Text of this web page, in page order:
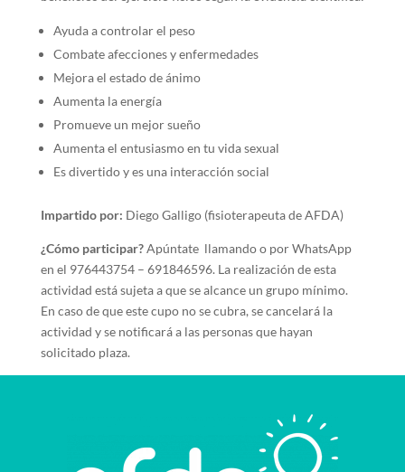
Ayuda a controlar el peso
Combate afecciones y enfermedades
Mejora el estado de ánimo
Aumenta la energía
Promueve un mejor sueño
Aumenta el entusiasmo en tu vida sexual
Es divertido y es una interacción social
Impartido por: Diego Galligo (fisioterapeuta de AFDA)
¿Cómo participar?Apúntate llamando o por WhatsApp
en el 976443754 – 691846596. La realización de esta
actividad está sujeta a que se alcance un grupo mínimo.
En caso de que este cupo no se cubra, se cancelará la
actividad y se notificará a las personas que hayan
solicitado plaza.